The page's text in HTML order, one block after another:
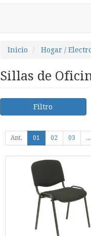
Inicio Hogar /
Sillas de
Filtro
Ant. 01 02 03 ...